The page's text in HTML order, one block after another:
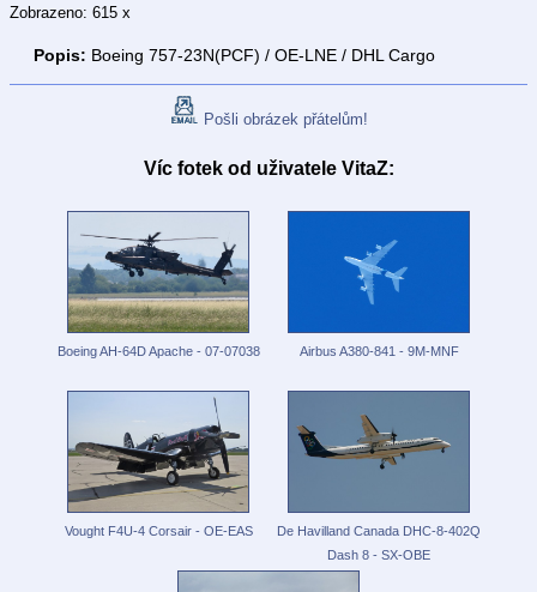
Zobrazeno: 615 x
Popis: Boeing 757-23N(PCF) / OE-LNE / DHL Cargo
Pošli obrázek přátelům!
Víc fotek od uživatele VitaZ:
Boeing AH-64D Apache - 07-07038 Airbus A380-841 - 9M-MNF
Vought F4U-4 Corsair - OE-EAS
De Havilland Canada DHC-8-402Q
Dash 8 - SX-OBE